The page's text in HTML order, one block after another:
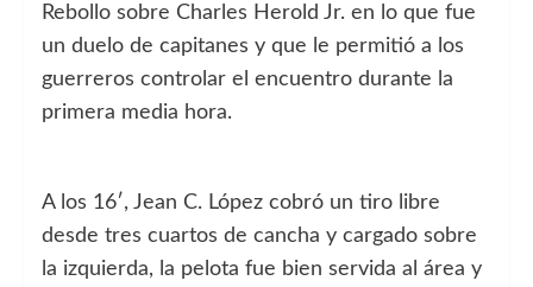
Rebollo sobre Charles Herold Jr. en lo que fue
un duelo de capitanes y que le permitió a los
guerreros controlar el encuentro durante la
primera media hora.
A los 16′, Jean C. López cobró un tiro libre
desde tres cuartos de cancha y cargado sobre
la izquierda, la pelota fue bien servida al área y